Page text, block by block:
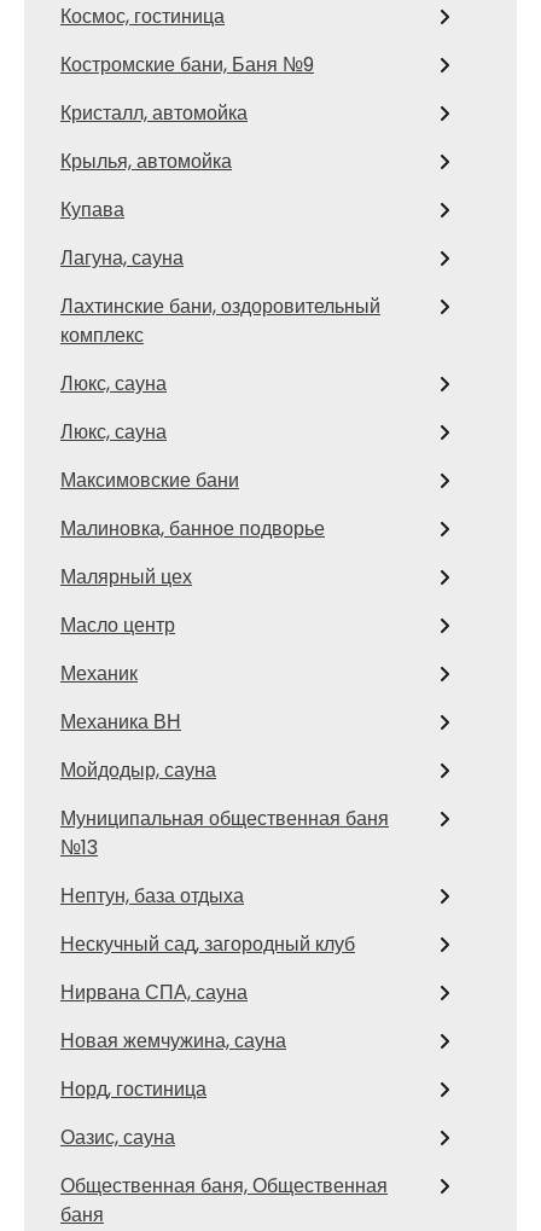
Космос, гостиница
Костромские бани, Баня №9
Кристалл, автомойка
Крылья, автомойка
Купава
Лагуна, сауна
Лахтинские бани, оздоровительный
комплекс
Люкс, сауна
Люкс, сауна
Максимовские бани
Малиновка, банное подворье
Малярный цех
Масло центр
Механик
Механика ВН
Мойдодыр, сауна
Муниципальная общественная баня
№13
Нептун, база отдыха
Нескучный сад, загородный клуб
Нирвана СПА, сауна
Новая жемчужина, сауна
Норд, гостиница
Оазис, сауна
Общественная баня, Общественная
баня